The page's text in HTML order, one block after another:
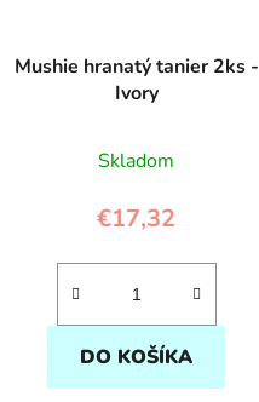
Mushie hranatý tanier 2ks -
Ivory
Skladom
€17,32
DO KOŠÍKA